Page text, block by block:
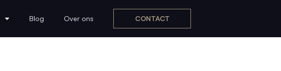
Blog Over ons CONTACT